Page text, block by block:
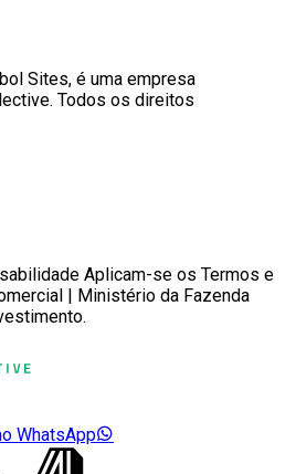
Sites, é uma empresa
Todos os direitos
Aplicam-se os Termos e
| Ministério da Fazenda
WhatsApp